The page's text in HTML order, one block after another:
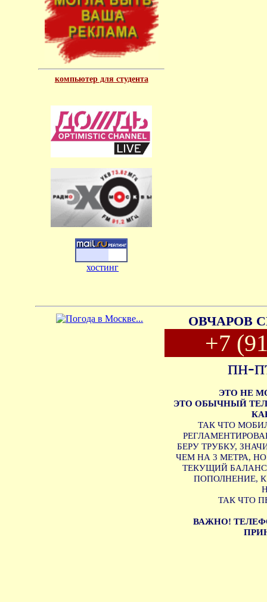
компьютер для студента
хостинг
ОВЧАРОВ
+7
пн-
ЭТО НЕ
ЭТО ОБЫЧНЫЙ
ТАК ЧТО
БЕРУ ТРУБКУ,
ЧЕМ НА 3 МЕТРА,
ТЕКУЩИЙ
ПОПОЛНЕНИЕ,
ТАК ЧТО
ВАЖНО!